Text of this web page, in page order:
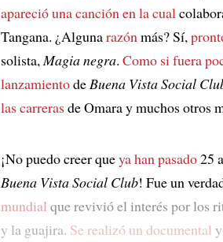
apareció una canciónen la cual
Tangana. ¿Algunarazónmás? Sí,
solista,Magia negra. Como si fuera
lanzamientodeBuena Vista Social
las carrerasde Omara y muchos otros
¡No puedo creer queya han pasado25
Buena Vista Social Club! Fue un
mundial que revivió el interés por los
y la guajira. Se realizó un documental